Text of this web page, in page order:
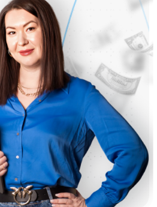
бесплатно
к
в личных
неделю»
регистрацию